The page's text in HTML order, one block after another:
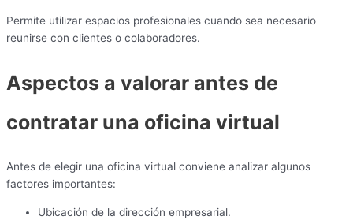
Permite utilizar espacios profesionales cuando sea necesario
reunirse con clientes o colaboradores.
Aspectos a valorar antes de
contratar una oficina virtual
Antes de elegir una oficina virtual conviene analizar algunos
factores importantes:
Ubicación de la dirección empresarial.